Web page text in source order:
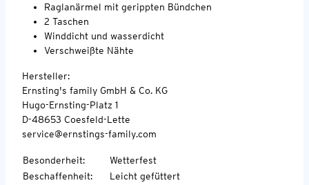
Raglanärmel mit gerippten Bündchen
2 Taschen
Winddicht und wasserdicht
Verschweißte Nähte
Hersteller:
Ernsting's family GmbH & Co. KG
Hugo-Ernsting-Platz 1
D-48653 Coesfeld-Lette
service@ernstings-family.com
Besonderheit:
Wetterfest
Beschaffenheit:
Leicht gefüttert